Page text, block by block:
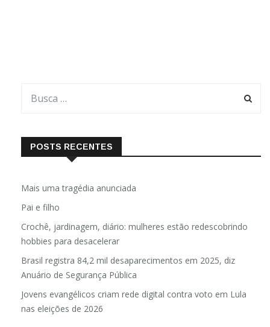
POSTS RECENTES
Mais uma tragédia anunciada
Pai e filho
Crochê, jardinagem, diário: mulheres estão redescobrindo
hobbies para desacelerar
Brasil registra 84,2 mil desaparecimentos em 2025, diz
Anuário de Segurança Pública
Jovens evangélicos criam rede digital contra voto em Lula
nas eleições de 2026